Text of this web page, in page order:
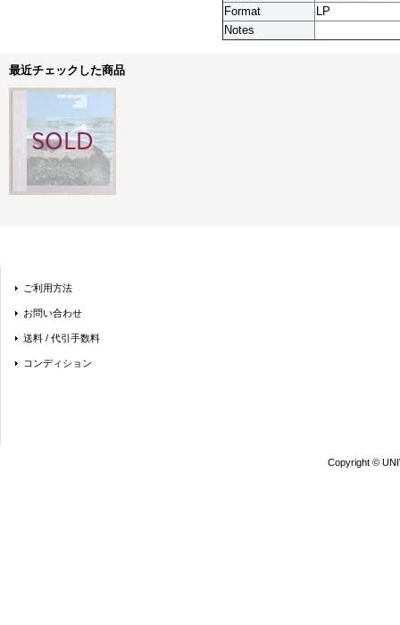
Format
LP
Notes
最近チェックした商品
ご利用方法
お問い合わせ
送料 / 代引手数料
コンディション
Copyright ©